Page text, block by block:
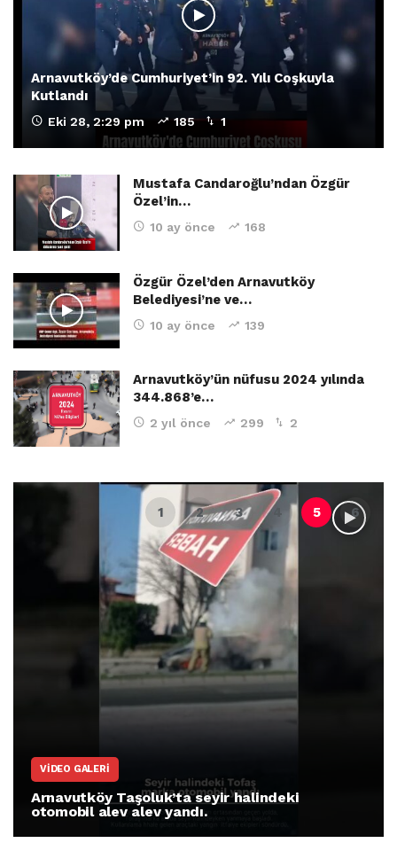
Arnavutköy’de Cumhuriyet’in 92. Yılı Coşkuyla
Kutlandı
Eki 28, 2:29 pm 185 1
Mustafa Candaroğlu’ndan Özgür
Özel’in…
10 ay önce 168
Özgür Özel’den Arnavutköy
Belediyesi’ne ve…
10 ay önce 139
Arnavutköy’ün nüfusu 2024 yılında
344.868’e…
2 yıl önce 299 2
VIDEO GALERI
Arnavutköy Taşoluk’ta seyir halindeki
otomobil alev alev yandı.